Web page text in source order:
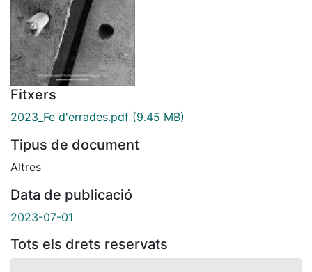
Fitxers
2023_Fe d'errades.pdf (9.45 MB)
Tipus de document
Altres
Data de publicació
2023-07-01
Tots els drets reservats